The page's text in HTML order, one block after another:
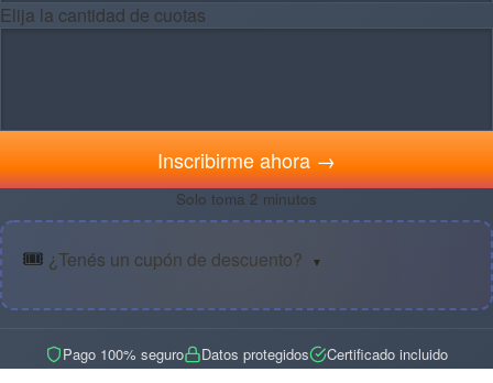
Elija la cantidad de cuotas
Inscribirme ahora →
Solo toma 2 minutos
🎟️ ¿Tenés un cupón de descuento? ▼
Pago 100% seguro Datos protegidos Certificado incluido